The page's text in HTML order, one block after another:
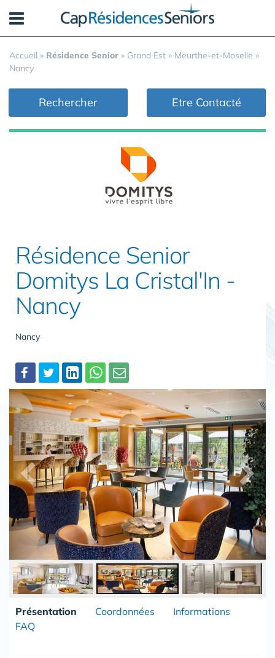
Accueil » Résidence Senior » Grand Est » Meurthe-et-Moselle »
Nancy
Rechercher Etre Contacté
Résidence Senior
Domitys La Cristal'In -
Nancy
Nancy
Partager
Présentation Coordonnées
Informations
FAQ